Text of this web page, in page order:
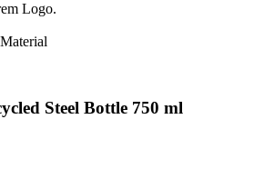
Steel Bottle 750 ml